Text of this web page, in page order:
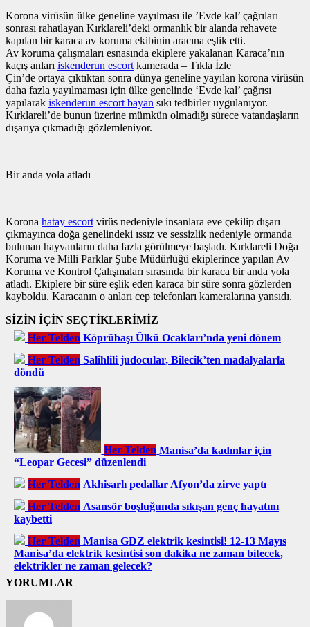
Korona virüsün ülke geneline yayılması ile ’Evde kal’ çağrıları
sonrası rahatlayan Kırklareli’deki ormanlık bir alanda rehavete
kapılan bir karaca av koruma ekibinin aracına eşlik etti.
Av koruma çalışmaları esnasında ekiplere yakalanan Karaca’nın
kaçış anları iskenderun escort kamerada – Tıkla İzle
Çin’de ortaya çıktıktan sonra dünya geneline yayılan korona virüsün
daha fazla yayılmaması için ülke genelinde ‘Evde kal’ çağrısı
yapılarak iskenderun escort bayan sıkı tedbirler uygulanıyor.
Kırklareli’de bunun üzerine mümkün olmadığı sürece vatandaşların
dışarıya çıkmadığı gözlemleniyor.
Bir anda yola atladı
Korona hatay escort virüs nedeniyle insanlara eve çekilip dışarı
çıkmayınca doğa genelindeki ıssız ve sessizlik nedeniyle ormanda
bulunan hayvanların daha fazla görülmeye başladı. Kırklareli Doğa
Koruma ve Milli Parklar Şube Müdürlüğü ekiplerince yapılan Av
Koruma ve Kontrol Çalışmaları sırasında bir karaca bir anda yola
atladı. Ekiplere bir süre eşlik eden karaca bir süre sonra gözlerden
kayboldu. Karacanın o anları cep telefonları kameralarına yansıdı.
SİZİN İÇİN SEÇTİKLERİMİZ
Her Telden Köprübaşı Ülkü Ocakları’nda yeni dönem
Her Telden Salihlili judocular, Bilecik’ten madalyalarla
döndü
Her Telden Manisa’da kadınlar için
“Leopar Gecesi” düzenlendi
Her Telden Akhisarlı pedallar Afyon’da zirve yaptı
Her Telden Asansör boşluğunda sıkışan genç hayatını
kaybetti
Her Telden Manisa GDZ elektrik kesintisi! 12-13 Mayıs
Manisa’da elektrik kesintisi son dakika ne zaman bitecek,
elektrikler ne zaman gelecek?
YORUMLAR